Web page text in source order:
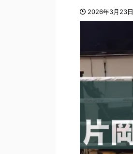
2026年3月23日